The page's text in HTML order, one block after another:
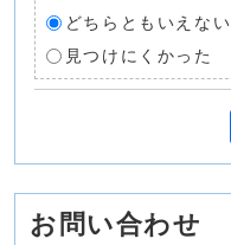
どちらともいえない
見つけにくかった
お問い合わせ